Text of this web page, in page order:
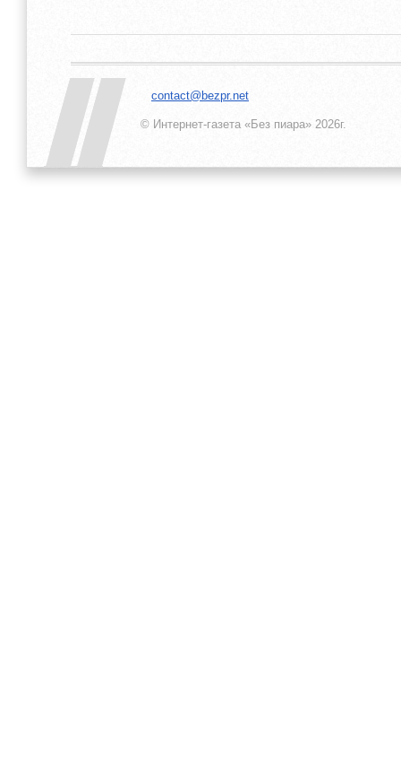
contact@bezpr.net
© Интернет-газета «Без пиара» 2026г.